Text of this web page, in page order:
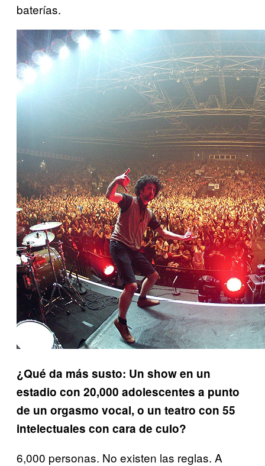
baterías.
¿Qué da más susto: Un show en un
estadio con 20,000 adolescentes a punto
de un orgasmo vocal, o un teatro con 55
intelectuales con cara de culo?
6,000 personas. No existen las reglas. A